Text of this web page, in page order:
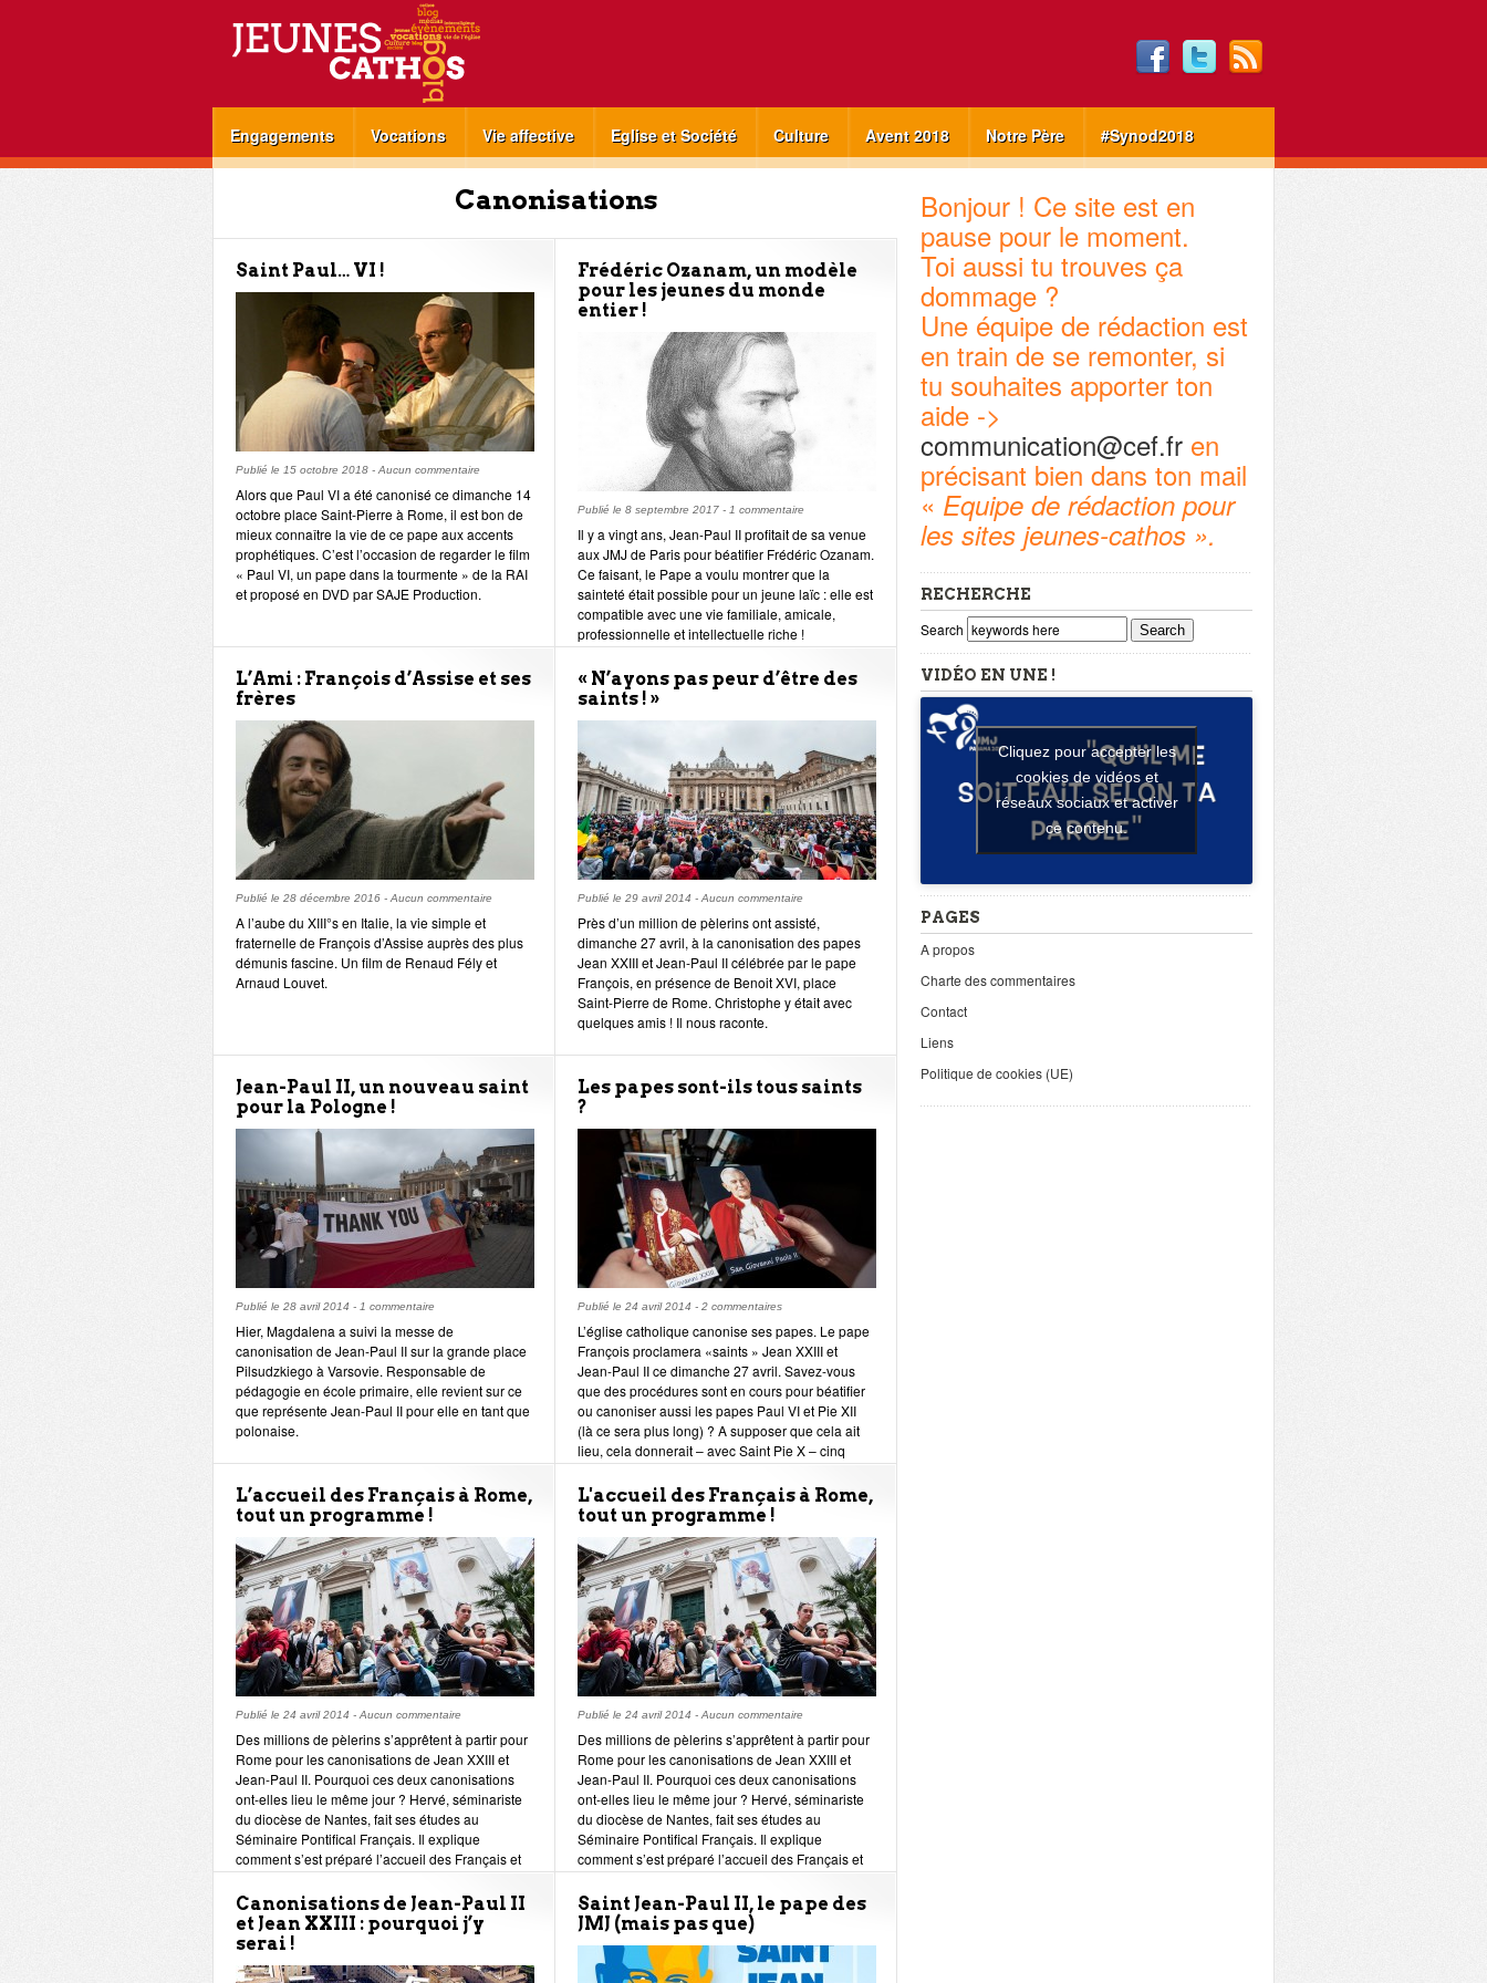
Engagements Vocations Vie affective Eglise et Société Culture Avent 2018 Notre Père #Synod2018
Canonisations
Saint Paul… VI !
Publié le 15 octobre 2018 - Aucun commentaire
Alors que Paul VI a été canonisé ce dimanche 14
octobre place Saint-Pierre à Rome, il est bon de
mieux connaître la vie de ce pape aux accents
prophétiques. C’est l’occasion de regarder le film
« Paul VI, un pape dans la tourmente » de la RAI
et proposé en DVD par SAJE Production.
Frédéric Ozanam, un modèle
pour les jeunes du monde
entier !
Publié le 8 septembre 2017 - 1 commentaire
Il y a vingt ans, Jean-Paul II profitait de sa venue
aux JMJ de Paris pour béatifier Frédéric Ozanam.
Ce faisant, le Pape a voulu montrer que la
sainteté était possible pour un jeune laïc : elle est
compatible avec une vie familiale, amicale,
professionnelle et intellectuelle riche !
L’Ami : François d’Assise et ses
frères
Publié le 28 décembre 2016 - Aucun commentaire
A l’aube du XIII°s en Italie, la vie simple et
fraternelle de François d’Assise auprès des plus
démunis fascine. Un film de Renaud Fély et
Arnaud Louvet.
« N’ayons pas peur d’être des
saints ! »
Publié le 29 avril 2014 - Aucun commentaire
Près d’un million de pèlerins ont assisté,
dimanche 27 avril, à la canonisation des papes
Jean XXIII et Jean-Paul II célébrée par le pape
François, en présence de Benoit XVI, place
Saint-Pierre de Rome. Christophe y était avec
quelques amis ! Il nous raconte.
Jean-Paul II, un nouveau saint
pour la Pologne !
Publié le 28 avril 2014 - 1 commentaire
Hier, Magdalena a suivi la messe de
canonisation de Jean-Paul II sur la grande place
Pilsudzkiego à Varsovie. Responsable de
pédagogie en école primaire, elle revient sur ce
que représente Jean-Paul II pour elle en tant que
polonaise.
Les papes sont-ils tous saints
?
Publié le 24 avril 2014 - 2 commentaires
L’église catholique canonise ses papes. Le pape
François proclamera «saints » Jean XXIII et
Jean-Paul II ce dimanche 27 avril. Savez-vous
que des procédures sont en cours pour béatifier
ou canoniser aussi les papes Paul VI et Pie XII
(là ce sera plus long) ? A supposer que cela ait
lieu, cela donnerait – avec Saint Pie X – cinq
Papes du XX° siècle « sur les autels » ! Le père
Gérard le Stang, secrétaire général adjoint à la
Conférence des évêques de France nous éclaire.
L’accueil des Français à Rome,
tout un programme !
Publié le 24 avril 2014 - Aucun commentaire
Des millions de pèlerins s’apprêtent à partir pour
Rome pour les canonisations de Jean XXIII et
Jean-Paul II. Pourquoi ces deux canonisations
ont-elles lieu le même jour ? Hervé, séminariste
du diocèse de Nantes, fait ses études au
Séminaire Pontifical Français. Il explique
comment s’est préparé l’accueil des Français et
ce que signifie pour lui cet événement.
L'accueil des Français à Rome,
tout un programme !
Publié le 24 avril 2014 - Aucun commentaire
Des millions de pèlerins s’apprêtent à partir pour
Rome pour les canonisations de Jean XXIII et
Jean-Paul II. Pourquoi ces deux canonisations
ont-elles lieu le même jour ? Hervé, séminariste
du diocèse de Nantes, fait ses études au
Séminaire Pontifical Français. Il explique
comment s’est préparé l’accueil des Français et
ce que signifie pour lui cet événement.
Canonisations de Jean-Paul II
et Jean XXIII : pourquoi j’y
serai !
Saint Jean-Paul II, le pape des
JMJ (mais pas que)
Bonjour ! Ce site est en
pause pour le moment.
Toi aussi tu trouves ça
dommage ?
Une équipe de rédaction est
en train de se remonter, si
tu souhaites apporter ton
aide ->
communication@cef.fr en
précisant bien dans ton mail
« Equipe de rédaction pour
les sites jeunes-cathos ».
RECHERCHE
Search Search
VIDÉO EN UNE !
Cliquez pour accepter les
cookies de vidéos et
réseaux sociaux et activer
ce contenu.
PAGES
A propos
Charte des commentaires
Contact
Liens
Politique de cookies (UE)